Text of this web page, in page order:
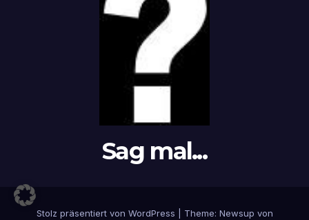
Sag mal...
Stolz präsentiert von WordPress Theme: Newsup von